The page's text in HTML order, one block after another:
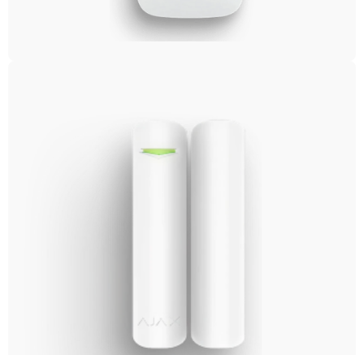
Площа приміщення впливає на кількість датчиків.
Офіс на 100 квадратів з однією дверима й трьома
відеоспостереження, контроль доступу, інтеграція з
протипожежною системою, віддаленість від групи
місці) або пультовою (датчики, моніторинг,